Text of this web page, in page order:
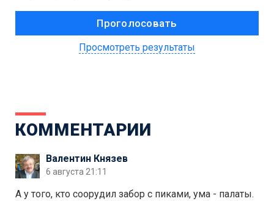
Просмотреть результаты
КОММЕНТАРИИ
Валентин Князев
6 августа 21:11
А у того, кто соорудил забор с пиками, ума - палаты.